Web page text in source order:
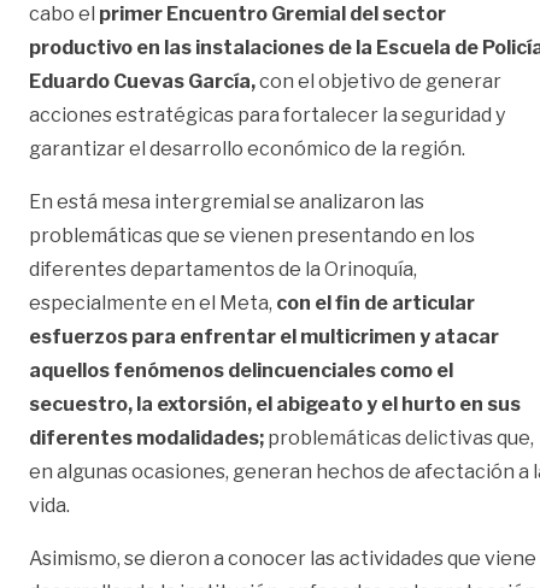
cabo el primer Encuentro Gremial del sector
productivo en las instalaciones de la Escuela de
Eduardo Cuevas García,con el objetivo de generar
acciones estratégicas para fortalecer la seguridad y
garantizar el desarrollo económico de la región.
En está mesa intergremial se analizaron las
problemáticas que se vienen presentando en los
diferentes departamentos de la Orinoquía,
especialmente en el Meta, con el fin de articular
esfuerzos para enfrentar el multicrimen y atacar
aquellos fenómenos delincuenciales como el
secuestro, la extorsión, el abigeato y el hurto en sus
diferentes modalidades; problemáticas delictivas que,
en algunas ocasiones, generan hechos de afectación a
vida.
Asimismo, se dieron a conocer las actividades que viene